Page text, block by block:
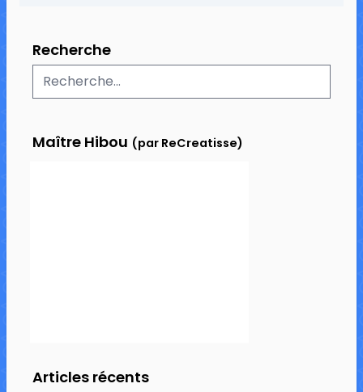
Recherche
Maître Hibou (par ReCreatisse)
Articles récents